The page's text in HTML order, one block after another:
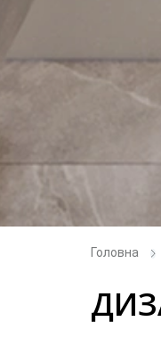
Головна